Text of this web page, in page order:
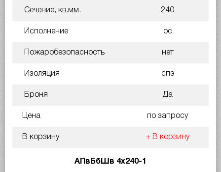
Сечение, кв.мм. 240
Исполнение ос
Пожаробезопасность нет
Изоляция спэ
Броня Да
Цена по запросу
В корзину + В корзину
АПвБбШв 4х240-1